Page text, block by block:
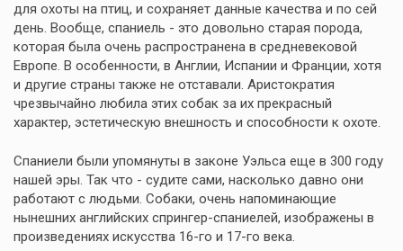
для охоты на птиц, и сохраняет данные качества и по сей
день. Вообще, спаниель - это довольно старая порода,
которая была очень распространена в средневековой
Европе. В особенности, в Англии, Испании и Франции, хотя
и другие страны также не отставали. Аристократия
чрезвычайно любила этих собак за их прекрасный
характер, эстетическую внешность и способности к охоте.
Спаниели были упомянуты в законе Уэльса еще в 300 году
нашей эры. Так что - судите сами, насколько давно они
работают с людьми. Собаки, очень напоминающие
нынешних английских спрингер-спаниелей, изображены в
произведениях искусства 16-го и 17-го века.